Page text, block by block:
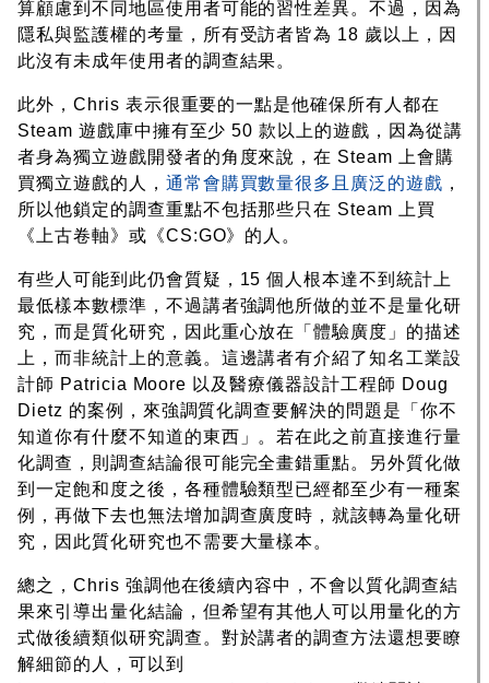
算顧慮到不同地區使用者可能的習性差異。不過，因為
隱私與監護權的考量，所有受訪者皆為 18 歲以上，因
此沒有未成年使用者的調查結果。
此外，Chris 表示很重要的一點是他確保所有人都在
Steam 遊戲庫中擁有至少 50 款以上的遊戲，因為從講
者身為獨立遊戲開發者的角度來說，在 Steam 上會購
買獨立遊戲的人， 通常會購買數量很多且廣泛的遊戲 ，
所以他鎖定的調查重點不包括那些只在 Steam 上買
《上古卷軸》或《CS:GO》的人。
有些人可能到此仍會質疑，15 個人根本達不到統計上
最低樣本數標準，不過講者強調他所做的並不是量化研
究，而是質化研究，因此重心放在「體驗廣度」的描述
上，而非統計上的意義。這邊講者有介紹了知名工業設
計師 Patricia Moore 以及醫療儀器設計工程師 Doug
Dietz 的案例，來強調質化調查要解決的問題是「你不
知道你有什麼不知道的東西」。若在此之前直接進行量
化調查，則調查結論很可能完全畫錯重點。另外質化做
到一定飽和度之後，各種體驗類型已經都至少有一種案
例，再做下去也無法增加調查廣度時，就該轉為量化研
究，因此質化研究也不需要大量樣本。
總之，Chris 強調他在後續內容中，不會以質化調查結
果來引導出量化結論，但希望有其他人可以用量化的方
式做後續類似研究調查。對於講者的調查方法還想要瞭
解細節的人，可以到